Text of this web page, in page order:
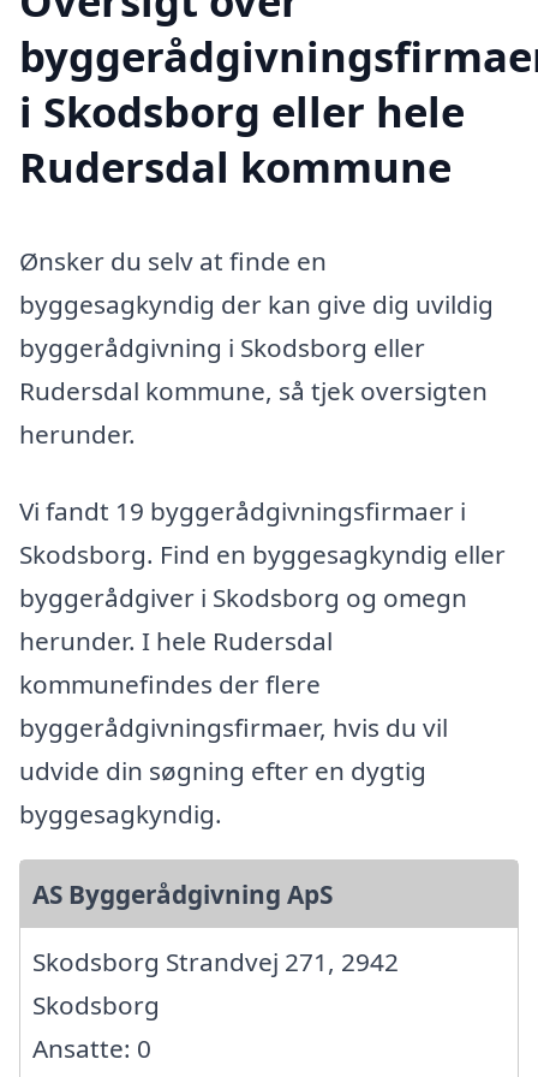
i Skodsborg eller hele
Rudersdal kommune
Ønsker du selv at finde en
byggesagkyndig der kan give dig uvildig
byggerådgivning i Skodsborg eller
Rudersdal kommune, så tjek oversigten
herunder.
Vi fandt 19 byggerådgivningsfirmaer i
Skodsborg. Find en byggesagkyndig eller
byggerådgiver i Skodsborg og omegn
herunder. I hele Rudersdal
kommunefindes der flere
byggerådgivningsfirmaer, hvis du vil
udvide din søgning efter en dygtig
byggesagkyndig.
AS Byggerådgivning ApS
Skodsborg Strandvej 271, 2942
Skodsborg
Ansatte: 0